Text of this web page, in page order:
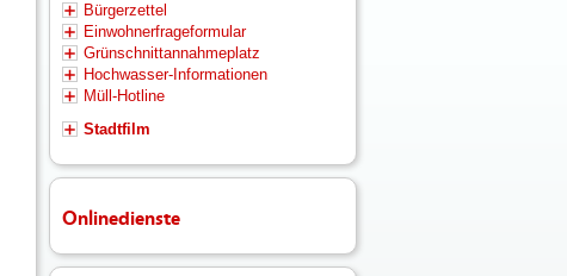
Bürgerzettel
Einwohnerfrageformular
Grünschnittannahmeplatz
Hochwasser-Informationen
Müll-Hotline
Stadtfilm
Onlinedienste